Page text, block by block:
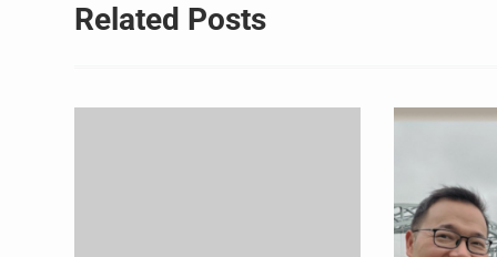
Related Posts